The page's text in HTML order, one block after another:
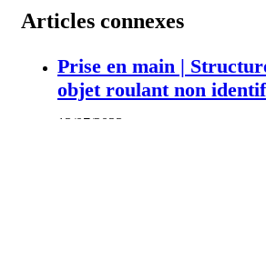
Articles connexes
Prise en main |
objet roulant non
13/07/2023